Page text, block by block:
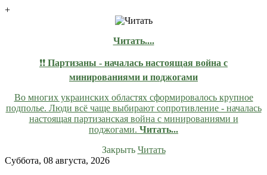
+
Читать....
❗❗ Партизаны - началась настоящая война с
минированиями и поджогами
Во многих украинских областях сформировалось крупное
подполье. Люди всё чаще выбирают сопротивление - началась
настоящая партизанская война с минированиями и
поджогами. Читать...
Закрыть Читать
Skip
Суббота, 08 августа, 2026